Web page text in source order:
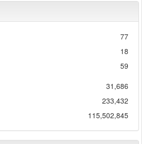
77
18
59
31,686
233,432
115,502,845